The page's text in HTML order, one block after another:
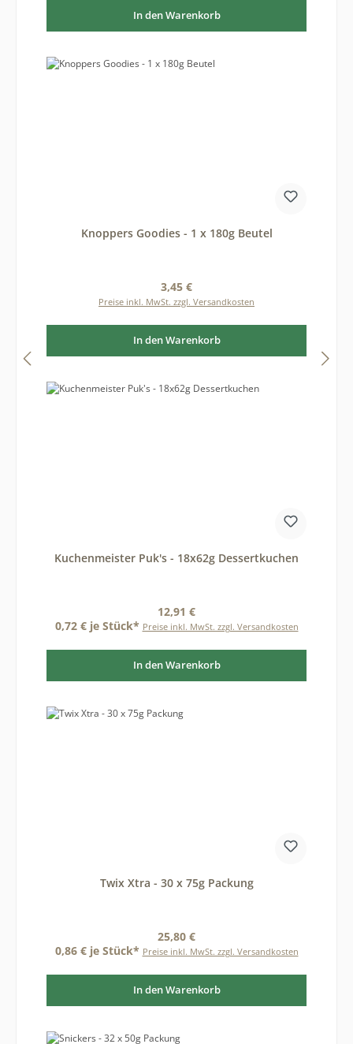
In den Warenkorb
Knoppers Goodies - 1 x 180g Beutel
Regulärer Preis:
3,45 €
Preise inkl. MwSt. zzgl. Versandkosten
In den Warenkorb
Kuchenmeister Puk's - 18x62g Dessertkuchen
Regulärer Preis:
12,91 €
0,72 € je Stück* Preise inkl. MwSt. zzgl. Versandkosten
In den Warenkorb
Twix Xtra - 30 x 75g Packung
Regulärer Preis:
25,80 €
0,86 € je Stück* Preise inkl. MwSt. zzgl. Versandkosten
In den Warenkorb